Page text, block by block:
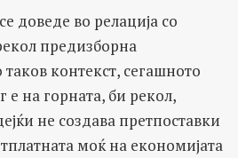
доведе во релација со
предизборна
контекст, сегашното
е на горната, би рекол,
не создава претпоставки
моќ на економијата